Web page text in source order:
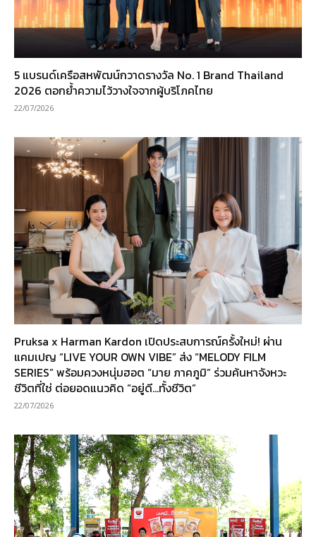
5 แบรนด์เครือสหพัฒน์กวาดรางวัล No. 1 Brand Thailand
2026 ตอกย้ำความไว้วางใจจากผู้บริโภคไทย
22/07/2026
Pruksa x Harman Kardon เปิดประสบการณ์ครั้งใหม่! ผ่าน
แคมเปญ “LIVE YOUR OWN VIBE” ส่ง “MELODY FILM
SERIES” พร้อมควงหนุ่มฮอต “มาย ภาคภูมิ” ร่วมค้นหาจังหวะ
ชีวิตที่ใช่ ต่อยอดแนวคิด “อยู่ดี…ทั้งชีวิต”
22/07/2026